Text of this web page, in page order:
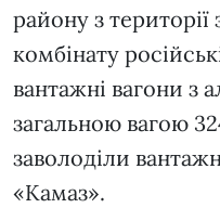
району з території
комбінату
вантажні вагони з
загальною вагою
заволоділи
«Камаз».